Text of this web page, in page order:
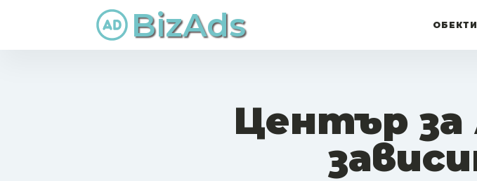
BizAds
Център за